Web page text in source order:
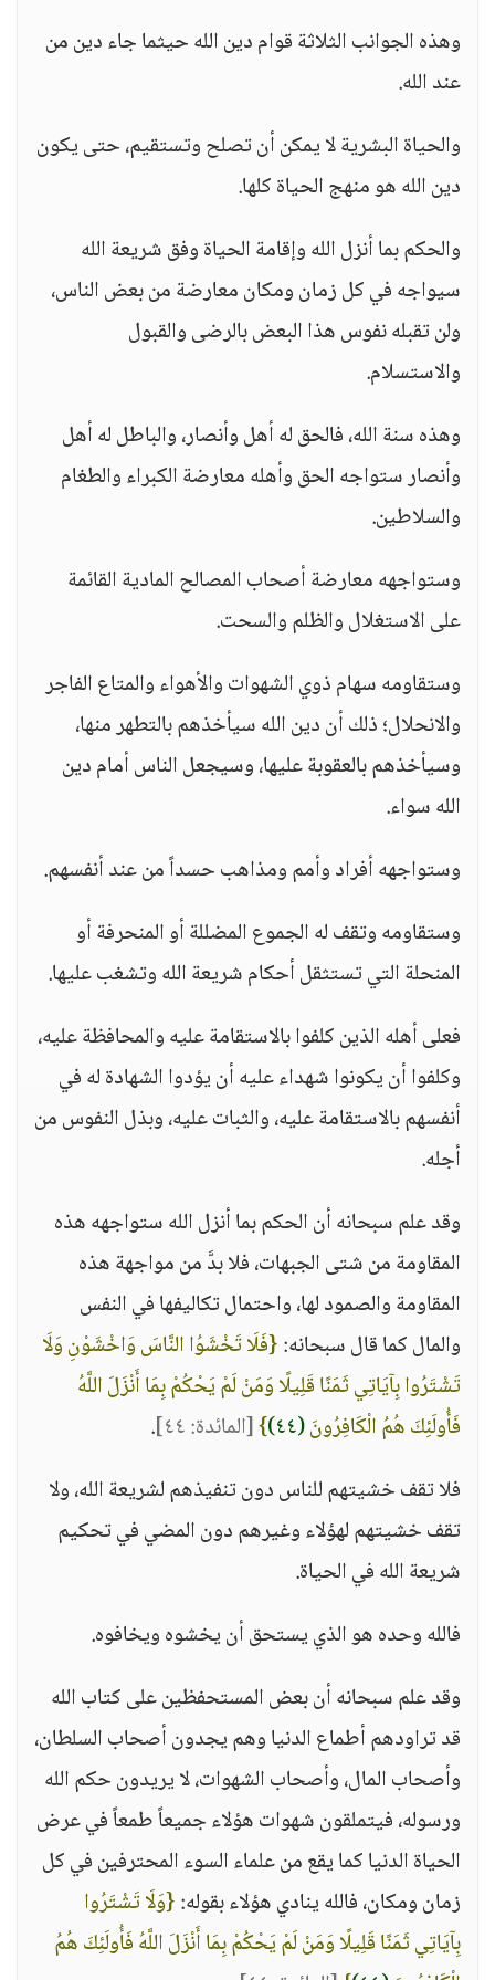
وهذه الجوانب الثلاثة قوام دين الله حيثما جاء دين من
عند الله.
والحياة البشرية لا يمكن أن تصلح وتستقيم، حتى يكون
دين الله هو منهج الحياة كلها.
والحكم بما أنزل الله وإقامة الحياة وفق شريعة الله
سيواجه في كل زمان ومكان معارضة من بعض الناس،
ولن تقبله نفوس هذا البعض بالرضى والقبول
والاستسلام.
وهذه سنة الله، فالحق له أهل وأنصار، والباطل له أهل
وأنصار ستواجه الحق وأهله معارضة الكبراء والطغام
والسلاطين.
وستواجهه معارضة أصحاب المصالح المادية القائمة
على الاستغلال والظلم والسحت.
وستقاومه سهام ذوي الشهوات والأهواء والمتاع الفاجر
والانحلال؛ ذلك أن دين الله سيأخذهم بالتطهر منها،
وسيأخذهم بالعقوبة عليها، وسيجعل الناس أمام دين
الله سواء.
وستواجهه أفراد وأمم ومذاهب حسداً من عند أنفسهم.
وستقاومه وتقف له الجموع المضللة أو المنحرفة أو
المنحلة التي تستثقل أحكام شريعة الله وتشغب عليها.
فعلى أهله الذين كلفوا بالاستقامة عليه والمحافظة عليه،
وكلفوا أن يكونوا شهداء عليه أن يؤدوا الشهادة له في
أنفسهم بالاستقامة عليه، والثبات عليه، وبذل النفوس من
أجله.
وقد علم سبحانه أن الحكم بما أنزل الله ستواجهه هذه
المقاومة من شتى الجبهات، فلا بدَّ من مواجهة هذه
المقاومة والصمود لها، واحتمال تكاليفها في النفس
والمال كما قال سبحانه:{فَلَا تَخْشَوُا النَّاسَ وَاخْشَوْنِ وَلَا
تَشْتَرُوا بِآيَاتِي ثَمَنًا قَلِيلًا وَمَنْ لَمْ يَحْكُمْ بِمَا أَنْزَلَ اللَّهُ
فَأُولَئِكَ هُمُ الْكَافِرُونَ(٤٤) }[المائدة: ٤٤]
.
فلا تقف خشيتهم للناس دون تنفيذهم لشريعة الله، ولا
تقف خشيتهم لهؤلاء وغيرهم دون المضي في تحكيم
شريعة الله في الحياة.
فالله وحده هو الذي يستحق أن يخشوه ويخافوه.
وقد علم سبحانه أن بعض المستحفظين على كتاب الله
قد تراودهم أطماع الدنيا وهم يجدون أصحاب السلطان،
وأصحاب المال، وأصحاب الشهوات، لا يريدون حكم الله
ورسوله، فيتملقون شهوات هؤلاء جميعاً طمعاً في عرض
الحياة الدنيا كما يقع من علماء السوء المحترفين في كل
زمان ومكان، فالله ينادي هؤلاء بقوله:{وَلَا تَشْتَرُوا
بِآيَاتِي ثَمَنًا قَلِيلًا وَمَنْ لَمْ يَحْكُمْ بِمَا أَنْزَلَ اللَّهُ فَأُولَئِكَ هُمُ